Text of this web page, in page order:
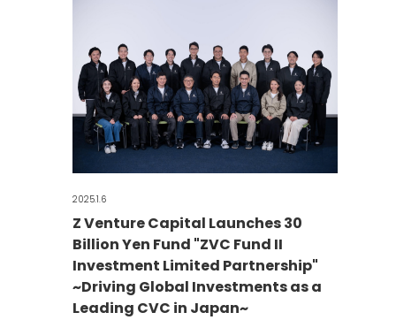
2025.1.6
Z Venture Capital Launches 30
Billion Yen Fund "ZVC Fund II
Investment Limited Partnership"
~Driving Global Investments as a
Leading CVC in Japan~